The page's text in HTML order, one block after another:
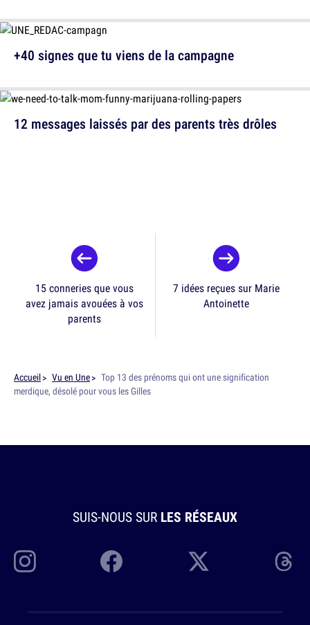
12 messages laissés par des parents très drôles
+40 signes que tu viens de la campagne
15 conneries que vous
avez jamais avouées à vos
parents
7 idées reçues sur Marie
Antoinette
Accueil Vu en Une
Top 13 des prénoms qui ont une signification
merdique, désolé pour vous les Gilles
SUIS-NOUS SUR LES RÉSEAUX